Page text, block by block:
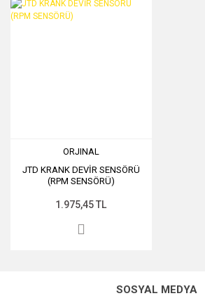
ORJINAL
JTD KRANK DEVİR SENSÖRÜ
(RPM SENSÖRÜ)
1.975,45 TL
SOSYAL MEDYA